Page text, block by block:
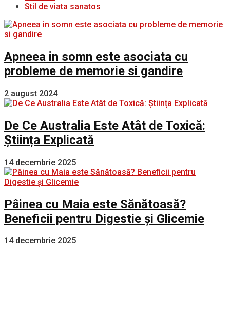
Stil de viata sanatos
Apneea in somn este asociata cu
probleme de memorie si gandire
2 august 2024
De Ce Australia Este Atât de Toxică:
Știința Explicată
14 decembrie 2025
Pâinea cu Maia este Sănătoasă?
Beneficii pentru Digestie și Glicemie
14 decembrie 2025